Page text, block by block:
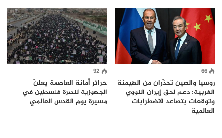
66
روسيا والصين تحذّران من الهيمنة
الغربية: دعم لحق إيران النووي
وتوقعات بتصاعد الاضطرابات
العالمية
92
حرائر أمانة العاصمة يعلنّ
الجهوزية لنصرة فلسطين في
مسيرة يوم القدس العالمي